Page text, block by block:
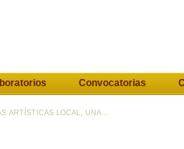
Convocatorias
ARTÍSTICAS LOCAL, UNA...